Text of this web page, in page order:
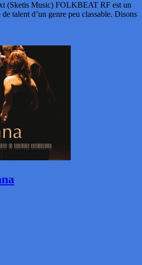
(Sketis Music) FOLKBEAT RF est un
talent d’un genre peu classable. Disons